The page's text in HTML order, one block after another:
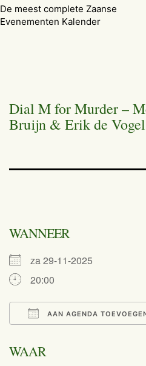
De meest complete Zaanse
Evenementen Kalender
Dial M for Murder –
Bruijn & Erik de Vogel
WANNEER
za 29-11-2025
20:00
AAN AGENDA
WAAR